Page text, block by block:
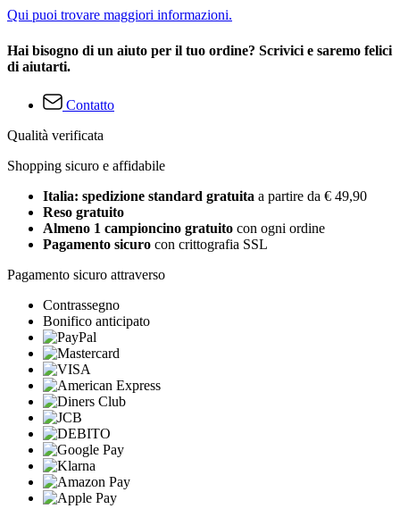
Qui puoi trovare maggiori informazioni.
Hai bisogno di un aiuto per il tuo ordine? Scrivici e saremo felici
di aiutarti.
Contatto
Qualità verificata
Shopping sicuro e affidabile
Italia: spedizione standard gratuita a partire da € 49,90
Reso gratuito
Almeno 1 campioncino gratuito con ogni ordine
Pagamento sicuro con crittografia SSL
Pagamento sicuro attraverso
Contrassegno
Bonifico anticipato